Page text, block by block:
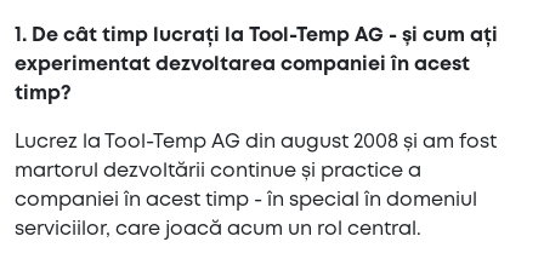
1. De cât timp lucrați la Tool-Temp AG - și cum ați
experimentat dezvoltarea companiei în acest
timp?
Lucrez la Tool-Temp AG din august 2008 și am fost
martorul dezvoltării continue și practice a
companiei în acest timp - în special în domeniul
serviciilor, care joacă acum un rol central.